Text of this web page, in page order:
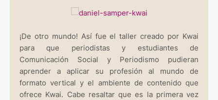
¡De otro mundo! Así fue el taller creado por Kwai
para que periodistas y estudiantes de
Comunicación Social y Periodismo pudieran
aprender a aplicar su profesión al mundo de
formato vertical y el ambiente de contenido que
ofrece Kwai. Cabe resaltar que es la primera vez